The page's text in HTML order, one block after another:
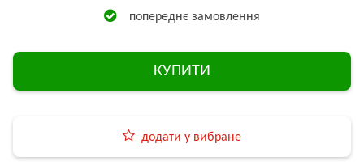
попереднє замовлення
КУПИТИ
додати у вибране